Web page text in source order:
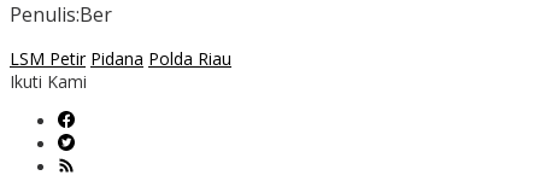
Penulis:Ber
LSM Petir Pidana Polda Riau
Ikuti Kami